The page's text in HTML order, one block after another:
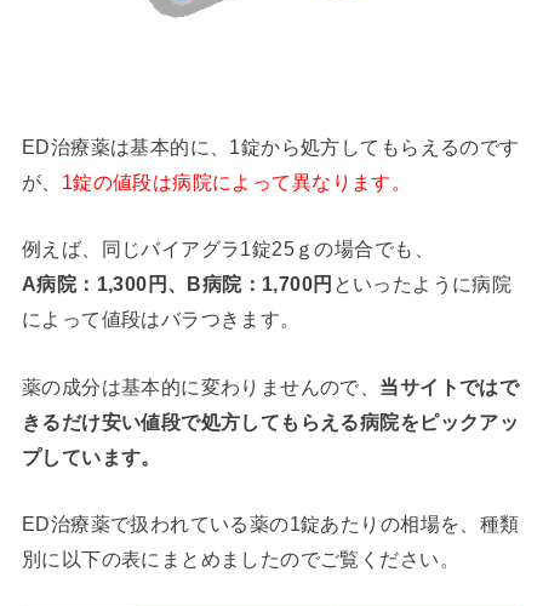
ED治療薬は基本的に、1錠から処方してもらえるのです
が、 1錠の値段は病院によって異なります。
例えば、同じバイアグラ1錠25ｇの場合でも、
A病院：1,300円、B病院：1,700円 といったように病院
によって値段はバラつきます。
薬の成分は基本的に変わりませんので、 当サイトではで
きるだけ安い値段で処方してもらえる病院をピックアッ
プしています。
ED治療薬で扱われている薬の1錠あたりの相場を、種類
別に以下の表にまとめましたのでご覧ください。